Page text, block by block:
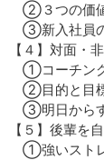
②３つの価値
③新入社員の
【４】対面・
①コーチング
②目的と目標
③明日からす
【５】後輩を
①強いストレ